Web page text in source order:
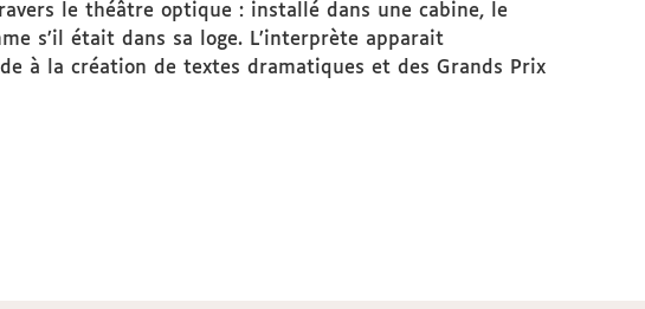
le théâtre optique : installé dans une cabine, le
s’il était dans sa loge. L’interprète apparait
à la création de textes dramatiques et des Grands Prix